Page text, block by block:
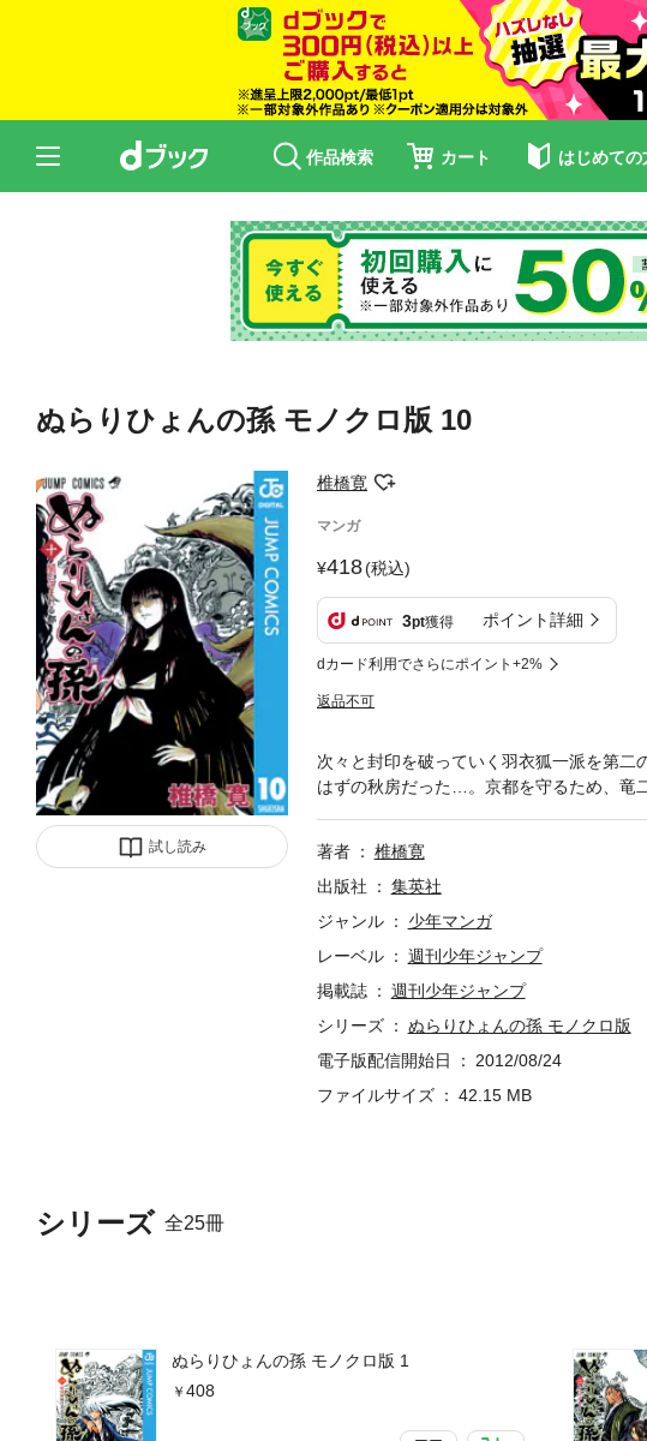
作品検索 カート はじめての
ぬらりひょんの孫 モノクロ版 10
試し読み
椎橋寛
マンガ
418(税込)
3pt獲得 ポイント詳細
dカード利用でさらにポイント+2%
返品不可
シリーズ 全25冊
ぬらりひょんの孫 モノクロ版 1
408
次々と封印を破っていく羽衣狐一派を第二
はずの秋房だった…。京都を守るため、竜
著者
椎橋寛
出版社
集英社
ジャンル
少年マンガ
レーベル
週刊少年ジャンプ
掲載誌
週刊少年ジャンプ
シリーズ
ぬらりひょんの孫 モノクロ版
電子版配信開始日
2012/08/24
ファイルサイズ
42.15 MB